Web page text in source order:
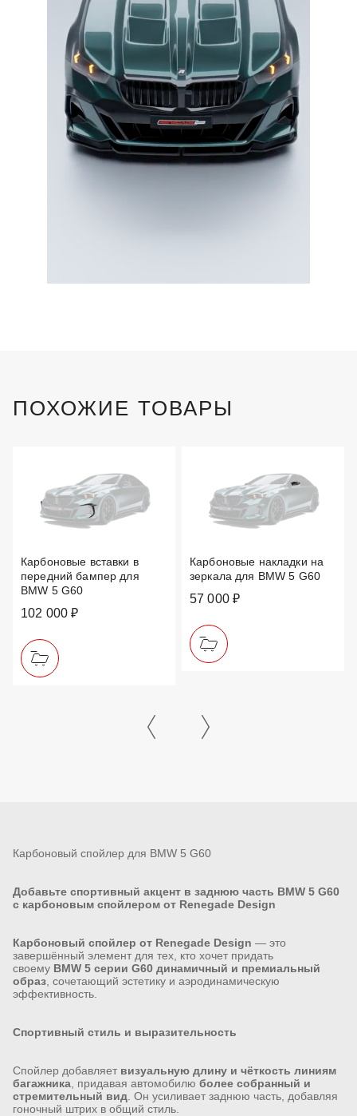
ПОХОЖИЕ ТОВАРЫ
Карбоновые вставки в
передний бампер для
BMW 5 G60
102 000 ₽
Карбоновые накладки на
зеркала для BMW 5 G60
57 000 ₽
Карбоновый спойлер для BMW 5 G60
Добавьте спортивный акцент в заднюю часть BMW 5 G60
с карбоновым спойлером от Renegade Design
Карбоновый спойлер от Renegade Design — это
завершённый элемент для тех, кто хочет придать
своему BMW 5 серии G60 динамичный и премиальный
образ , сочетающий эстетику и аэродинамическую
эффективность.
Спортивный стиль и выразительность
Спойлер добавляет визуальную длину и чёткость линиям
багажника , придавая автомобилю более собранный и
стремительный вид . Он усиливает заднюю часть, добавляя
гоночный штрих в общий стиль.